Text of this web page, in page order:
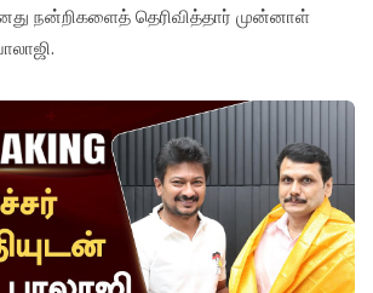
நன்றிகளைத் தெரிவித்தார் முன்னாள்